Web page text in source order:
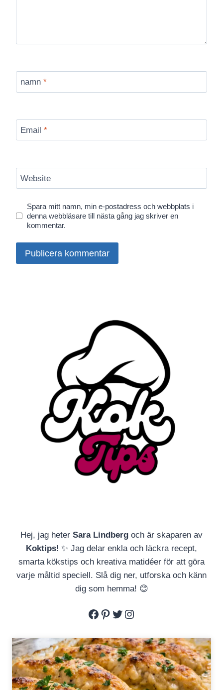
namn *
Email *
Website
Spara mitt namn, min e-postadress och webbplats i
denna webbläsare till nästa gång jag skriver en
kommentar.
Hej, jag heter Sara Lindberg och är skaparen av
Koktips! ✨ Jag delar enkla och läckra recept,
smarta kökstips och kreativa matidéer för att göra
varje måltid speciell. Slå dig ner, utforska och känn
dig som hemma! 😊
Facebook
Pinterest
Twitter
Instagram